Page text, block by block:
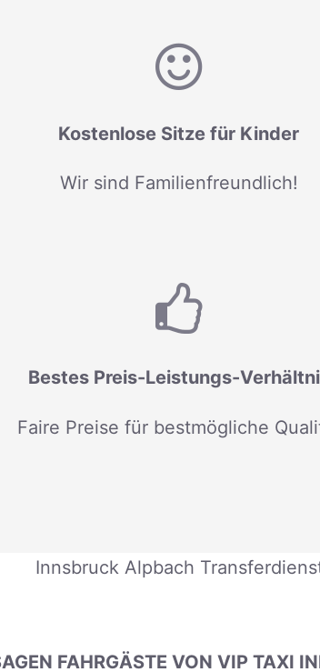
Kostenlose Sitze für Kinder
Wir sind Familienfreundlich!
Bestes Preis-Leistungs-
Faire Preise für bestmögliche
Innsbruck Alpbach
FAHRGÄSTE VON VIP TAXI